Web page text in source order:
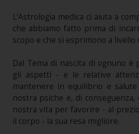
L’Astrologia medica ci aiuta a
che abbiamo fatto prima di
scopo e che si esprimono a livello
Dal Tema di nascita di ognuno è
gli aspetti - e le relative
mantenere in equilibrio e
nostra psiche e, di conseguenza,
nostra vita per favorire - al
il corpo - la sua resa migliore.